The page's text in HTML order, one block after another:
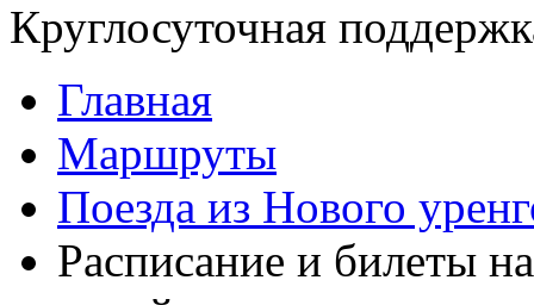
Круглосуточная
Главная
Маршруты
Поезда из Нового
Расписание и билеты